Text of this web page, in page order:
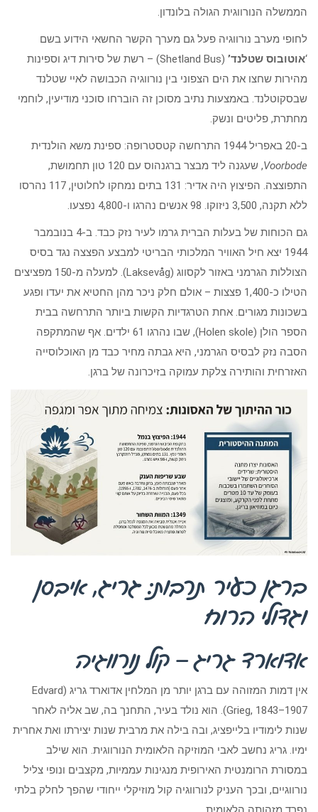
הממשלה הנורווגית הגולה בלונדון.
לחופי מערב נורווגיה פעל גם מערך הקשר החשאי הידוע בשם
‘אוטובוס שטלנד’
(Shetland Bus) – רשת של סירות דיג וספינות
מהירות שחצו את הים הצפוני בין נורווגיה הכבושה לאיי שטלנד
שבסקוטלנד. באמצעות נתיב מסוכן זה הוברחו סוכני מודיעין, לוחמי
מחתרת, פליטים ונשק.
ב-20 באפריל 1944 התרחשה קטסטרופה: ספינת משא הולנדית
Voorbode
, שעגנה ליד מבצר ברגנהוס עם 120 טון תחמושת,
התפוצצה. הפיצוץ היה אדיר: 131 בתים נמחקו לחלוטין, 117 נהרסו
ללא תקנה, 3,500 ניזוקו. 98 אנשים נהרגו ו-4,800 נפצעו.
גם הכוחות של בעלות הברית גרמו לעיר נזק כבד. ב-4 בנובמבר
1944 יצא חיל האוויר המלכותי הבריטי למבצע הפצצה נגד בסיס
הצוללות הגרמני באזור לקסווג (Laksevåg). למעלה מ-150 מפציצים
הטילו כ-1,400 פצצות – אולם חלק ניכר מהן החטיא את יעדו ופגע
בשכונות מגורים. אחת הטרגדיות הקשות ביותר התרחשה בבית
הספר הולן (Holen skole), שבו נהרגו 61 ילדים. אף שהמתקפה
הסבה נזק לבסיס הגרמני, היא גבתה מחיר כבד מן האוכלוסייה
האזרחית והותירה צלקת עמוקה בזיכרונה של ברגן.
ברגן כעיר תרבות: גריג, איבסן
וגדולי הרוח
אדוארד גריג – קול נורווגיה
אין דמות המזוהה עם ברגן יותר מן המלחין אדוארד גריג (Edvard
Grieg, 1843–1907). הוא נולד בעיר, התחנך בה, שב אליה לאחר
שנות לימודיו בלייפציג, ובה בילה את מרבית שנות יצירתו ואת אחרית
ימיו. גריג נחשב לאבי המוזיקה הלאומית הנורווגית. הוא שילב
במסורת הרומנטית האירופית מנגינות עממיות, מקצבים ונופי צליל
נורווגיים, ובכך העניק לנורווגיה קול מוזיקלי ייחודי שהפך לחלק בלתי